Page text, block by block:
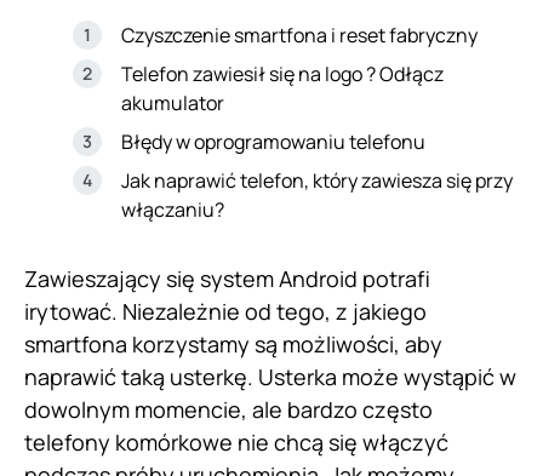
Czyszczenie smartfona i reset fabryczny
Telefon zawiesił się na logo ? Odłącz
akumulator
Błędy w oprogramowaniu telefonu
Jak naprawić telefon, który zawiesza się przy
włączaniu?
Zawieszający się system Android potrafi
irytować. Niezależnie od tego, z jakiego
smartfona korzystamy są możliwości, aby
naprawić taką usterkę. Usterka może wystąpić w
dowolnym momencie, ale bardzo często
telefony komórkowe nie chcą się włączyć